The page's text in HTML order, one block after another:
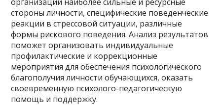
стороны личности, специфические поведенческие
реакции в стрессовой ситуации, различные
формы рискового поведения. Анализ результатов
поможет организовать индивидуальные
профилактические и коррекционные
мероприятия для обеспечения психологического
благополучия личности обучающихся, оказать
своевременную психолого-педагогическую
помощь и поддержку.